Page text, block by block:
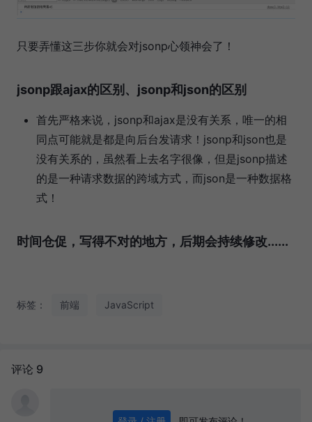
只要弄懂这三步你就会对jsonp心领神会了！
jsonp跟ajax的区别、jsonp和json的区别
首先严格来说，jsonp和ajax是没有关系，唯一的相
同点可能就是都是向后台发请求！jsonp和json也是
没有关系的，虽然看上去名字很像，但是jsonp描述
的是一种请求数据的跨域方式，而json是一种数据格
式！
时间仓促，写得不对的地方，后期会持续修改......
标签： 前端 JavaScript
评论 9